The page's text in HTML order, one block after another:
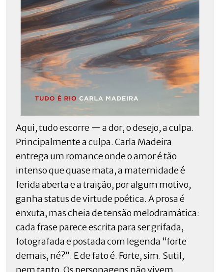
Aqui, tudo escorre — a dor, o desejo, a culpa.
Principalmente a culpa. Carla Madeira
entrega um romance onde o amor é tão
intenso que quase mata, a maternidade é
ferida aberta e a traição, por algum motivo,
ganha status de virtude poética. A prosa é
enxuta, mas cheia de tensão melodramática:
cada frase parece escrita para ser grifada,
fotografada e postada com legenda “forte
demais, né?”. E de fato é. Forte, sim. Sutil,
nem tanto. Os personagens não vivem,